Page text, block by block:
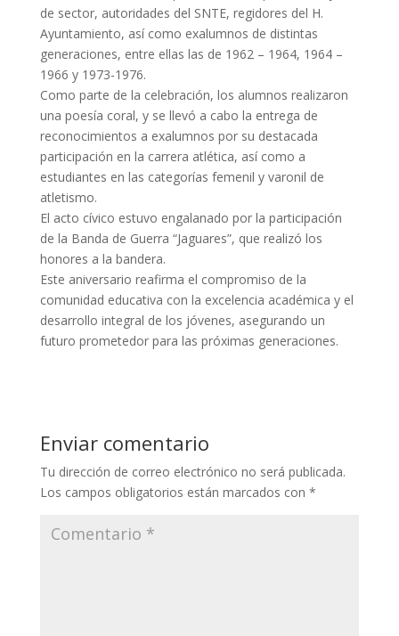
de sector, autoridades del SNTE, regidores del H.
Ayuntamiento, así como exalumnos de distintas
generaciones, entre ellas las de 1962 – 1964, 1964 –
1966 y 1973-1976.
Como parte de la celebración, los alumnos realizaron
una poesía coral, y se llevó a cabo la entrega de
reconocimientos a exalumnos por su destacada
participación en la carrera atlética, así como a
estudiantes en las categorías femenil y varonil de
atletismo.
El acto cívico estuvo engalanado por la participación
de la Banda de Guerra “Jaguares”, que realizó los
honores a la bandera.
Este aniversario reafirma el compromiso de la
comunidad educativa con la excelencia académica y el
desarrollo integral de los jóvenes, asegurando un
futuro prometedor para las próximas generaciones.
Enviar comentario
Tu dirección de correo electrónico no será publicada.
Los campos obligatorios están marcados con *